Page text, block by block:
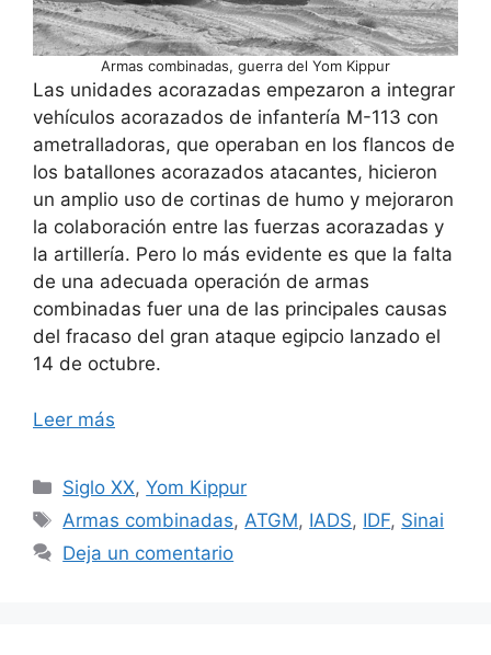
Armas combinadas, guerra del Yom Kippur
Las unidades acorazadas empezaron a integrar
vehículos acorazados de infantería M-113 con
ametralladoras, que operaban en los flancos de
los batallones acorazados atacantes, hicieron
un amplio uso de cortinas de humo y mejoraron
la colaboración entre las fuerzas acorazadas y
la artillería. Pero lo más evidente es que la falta
de una adecuada operación de armas
combinadas fuer una de las principales causas
del fracaso del gran ataque egipcio lanzado el
14 de octubre.
Leer más
Categorías
Siglo XX,Yom Kippur
Etiquetas
Armas combinadas, ATGM, IADS, IDF, Sinai
Deja un comentario